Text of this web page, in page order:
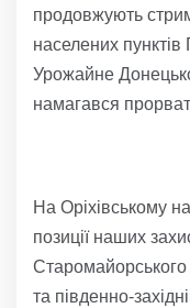
продовжують
населених пунктів
Урожайне
намагався
На Оріхівському
позиції наших
Старомайорського
та південно-